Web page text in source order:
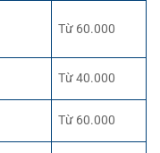
Từ 60.000
Từ 40.000
Từ 60.000